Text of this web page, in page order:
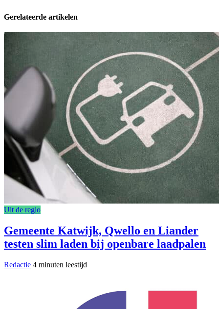
Gerelateerde artikelen
Uit de regio
Gemeente Katwijk, Qwello en Liander
testen slim laden bij openbare laadpalen
Redactie 4 minuten leestijd